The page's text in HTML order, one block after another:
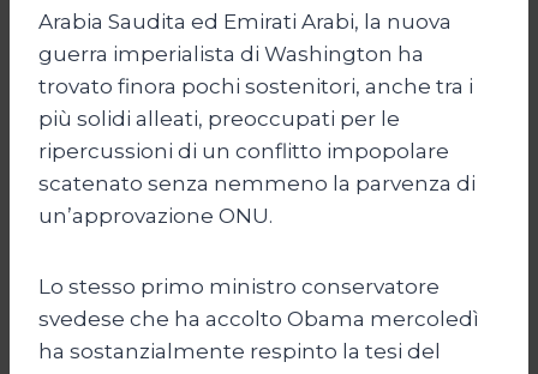
Arabia Saudita ed Emirati Arabi, la nuova
guerra imperialista di Washington ha
trovato finora pochi sostenitori, anche tra i
più solidi alleati, preoccupati per le
ripercussioni di un conflitto impopolare
scatenato senza nemmeno la parvenza di
un’approvazione ONU.
Lo stesso primo ministro conservatore
svedese che ha accolto Obama mercoledì
ha sostanzialmente respinto la tesi del